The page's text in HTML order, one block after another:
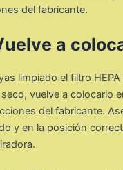
del fabricante.
a
limpiado el filtro
vuelve a colocarlo
del fabricante.
y en la posición